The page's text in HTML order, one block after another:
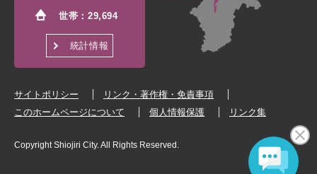
世帯：29,694
統計情報
サイトポリシー
リンク・著作権・免責事項
このホームページについて
個人情報保護 リンク集
Copyright Shiojiri City. All Rights Reserved.